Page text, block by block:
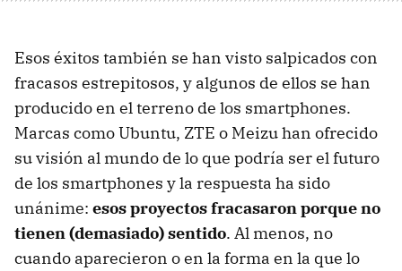
Esos éxitos también se han visto salpicados con
fracasos estrepitosos, y algunos de ellos se han
producido en el terreno de los smartphones.
Marcas como Ubuntu, ZTE o Meizu han ofrecido
su visión al mundo de lo que podría ser el futuro
de los smartphones y la respuesta ha sido
unánime: esos proyectos fracasaron porque no
tienen (demasiado) sentido. Al menos, no
cuando aparecieron o en la forma en la que lo